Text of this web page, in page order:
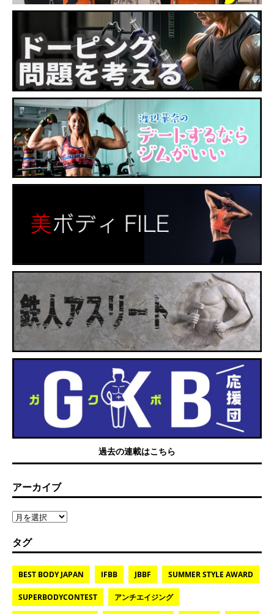
過去の連載はこちら
アーカイブ
タグ
BEST BODY JAPAN IFBB JBBF SUMMER STYLE AWARD
SUPERBODYCONTEST アンチエイジング